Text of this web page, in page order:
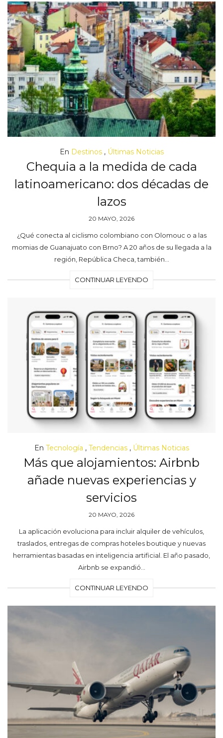
En Destinos, Últimas Noticias
Chequia a la medida de cada
latinoamericano: dos décadas de
lazos
20 MAYO, 2026
¿Qué conecta al ciclismo colombiano con Olomouc o a las
momias de Guanajuato con Brno? A 20 años de su llegada a la
región, República Checa, también…
CONTINUAR LEYENDO
En Tecnología , Tendencias, Últimas Noticias
Más que alojamientos: Airbnb
añade nuevas experiencias y
servicios
20 MAYO, 2026
La aplicación evoluciona para incluir alquiler de vehículos,
traslados, entregas de compras hoteles boutique y nuevas
herramientas basadas en inteligencia artificial. El año pasado,
Airbnb se expandió…
CONTINUAR LEYENDO